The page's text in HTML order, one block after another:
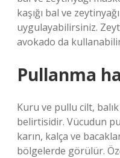
kaşığı bal ve
uygulayabilirsiniz.
avokado da
Pullanma
Kuru ve pullu cilt, balık
belirtisidir. Vücudun
karın, kalça ve
bölgelerde görülür.